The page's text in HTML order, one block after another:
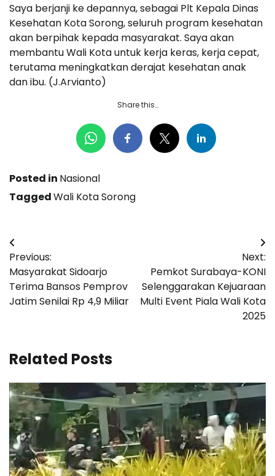
Saya berjanji ke depannya, sebagai Plt Kepala Dinas
Kesehatan Kota Sorong, seluruh program kesehatan
akan berpihak kepada masyarakat. Saya akan
membantu Wali Kota untuk kerja keras, kerja cepat,
terutama meningkatkan derajat kesehatan anak
dan ibu. (J.Arvianto)
Share this…
Posted in Nasional
TaggedWali Kota Sorong
Navigasi
pos
Previous:
Masyarakat Sidoarjo
Terima Bansos Pemprov
Jatim Senilai Rp 4,9 Miliar
Next:
Pemkot Surabaya-KONI
Selenggarakan Kejuaraan
Multi Event Piala Wali Kota
2025
Related Posts